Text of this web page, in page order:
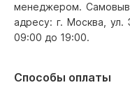
менеджером.
адресу: г. Москва, ул.
09:00 до 19:00.
Способы оплаты